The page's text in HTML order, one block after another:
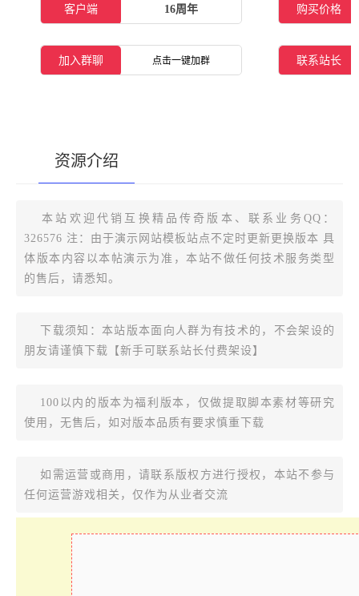
客户端 16周年 购买价格
加入群聊 点击一键加群 联系站长
资源介绍
[复制版本链接]
本站欢迎代销互换精品传奇版本、联系业务QQ：
326576 注：由于演示网站模板站点不定时更新更换版本 具
体版本内容以本帖演示为准，本站不做任何技术服务类型
的售后，请悉知。
下载须知：本站版本面向人群为有技术的，不会架设的
朋友请谨慎下载【新手可联系站长付费架设】
100以内的版本为福利版本，仅做提取脚本素材等研究
使用，无售后，如对版本品质有要求慎重下载
如需运营或商用，请联系版权方进行授权，本站不参与
任何运营游戏相关，仅作为从业者交流